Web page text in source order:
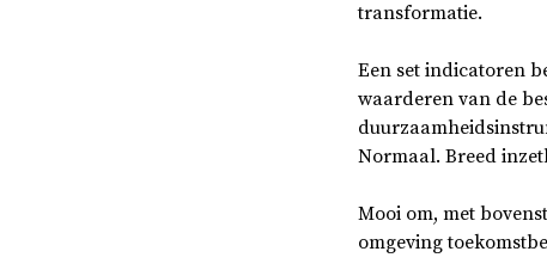
transformatie.
Een set indicatoren
waarderen van de
Normaal. Breed
Mooi om, met
omgeving